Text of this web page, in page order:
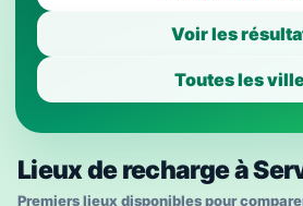
Voir les
Toutes les
Lieux de recharge à
Premiers lieux disponibles pour